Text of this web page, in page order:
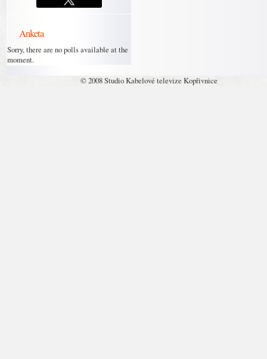
Anketa
Sorry, there are no polls available at the
moment.
© 2008 Studio Kabelové televize Kopřivnice